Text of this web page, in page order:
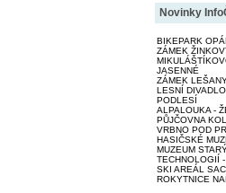
Novinky
BIKEPARK
ZÁMEK
JASENNÉ
ZÁMEK
LESNÍ
PODLESÍ
ALPALOUKA -
PŮJČOVNA
VRBNO POD
HASIČSKÉ
MUZEUM
TECHNOLOGIÍ
SKI AREÁL
ROKYTNICE